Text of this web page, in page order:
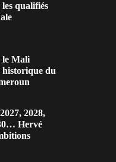
qualifiés
le Mali
historique du
2028,
Hervé